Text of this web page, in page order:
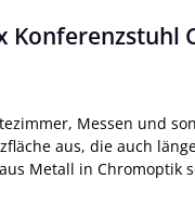
Messen und
aus, die auch
Metall in